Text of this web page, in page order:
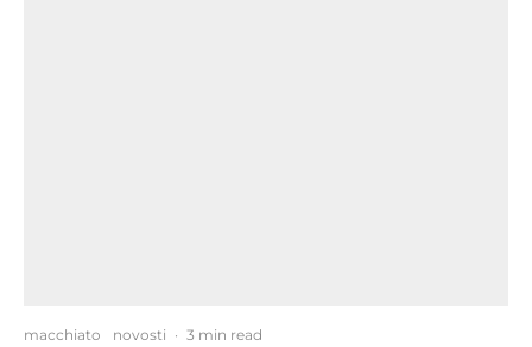
macchiato novosti · 3 min read